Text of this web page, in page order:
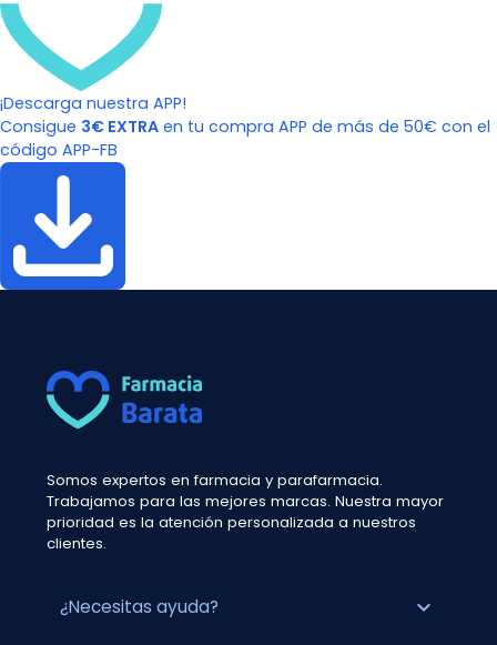
¡Descarga nuestra APP!
Consigue 3€ EXTRA en tu compra APP de más de 50€ con el
código APP-FB
Somos expertos en farmacia y parafarmacia.
Trabajamos para las mejores marcas. Nuestra mayor
prioridad es la atención personalizada a nuestros
clientes.
¿Necesitas ayuda? expand_more